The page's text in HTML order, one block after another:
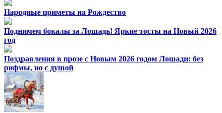
Народные приметы на Рождество
Поднимем бокалы за Лошадь! Яркие тосты на Новый 2026
год
Поздравления в прозе с Новым 2026 годом Лошади: без
рифмы, но с душой